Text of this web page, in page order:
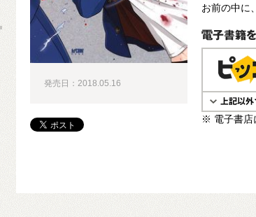
お前の中に
電子書籍で購
※ 電子書店
発売日：2018.05.16